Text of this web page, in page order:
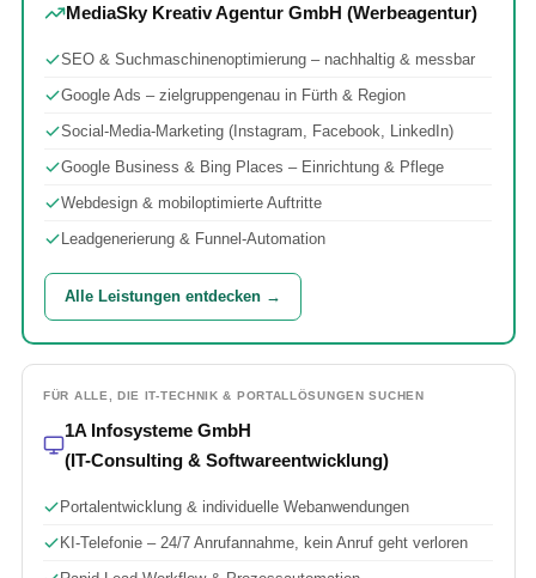
MediaSky Kreativ Agentur GmbH (Werbeagentur)
SEO & Suchmaschinenoptimierung – nachhaltig & messbar
Google Ads – zielgruppengenau in Fürth & Region
Social-Media-Marketing (Instagram, Facebook, LinkedIn)
Google Business & Bing Places – Einrichtung & Pflege
Webdesign & mobiloptimierte Auftritte
Leadgenerierung & Funnel-Automation
Alle Leistungen entdecken →
FÜR ALLE, DIE IT-TECHNIK & PORTALLÖSUNGEN SUCHEN
1A Infosysteme GmbH
(IT-Consulting & Softwareentwicklung)
Portalentwicklung & individuelle Webanwendungen
KI-Telefonie – 24/7 Anrufannahme, kein Anruf geht verloren